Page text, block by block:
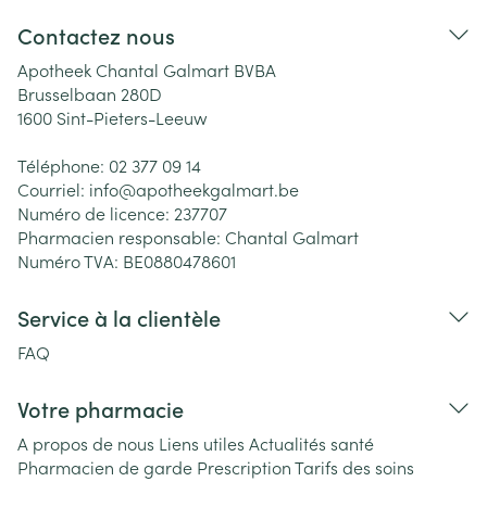
Contactez nous
Apotheek Chantal Galmart BVBA
Brusselbaan 280D
1600 Sint-Pieters-Leeuw
Téléphone: 02 377 09 14
Courriel: info@apotheekgalmart.be
Numéro de licence: 237707
Pharmacien responsable: Chantal Galmart
Numéro TVA: BE0880478601
Service à la clientèle
FAQ
Votre pharmacie
A propos de nous Liens utiles Actualités santé
Pharmacien de garde PrescriptionTarifs des soins